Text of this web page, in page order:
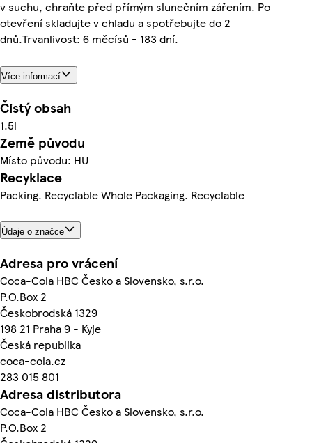
v suchu, chraňte před přímým slunečním zářením. Po
otevření skladujte v chladu a spotřebujte do 2
dnů.Trvanlivost: 6 měcísů - 183 dní.
Více informací
Čistý obsah
1.5l
Země původu
Místo původu: HU
Recyklace
Packing. Recyclable Whole Packaging. Recyclable
Údaje o značce
Adresa pro vrácení
Coca-Cola HBC Česko a Slovensko, s.r.o.
P.O.Box 2
Českobrodská 1329
198 21 Praha 9 - Kyje
Česká republika
coca-cola.cz
283 015 801
Adresa distributora
Coca-Cola HBC Česko a Slovensko, s.r.o.
P.O.Box 2